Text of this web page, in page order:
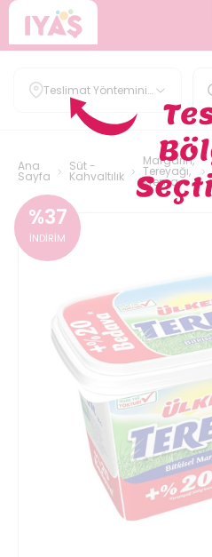
Teslimat Yöntemini
Belirle
Ana
Sayfa
Süt -
Kahvaltılık
Margarin,
Tereyağı,
Krema
%37
İNDİRİM